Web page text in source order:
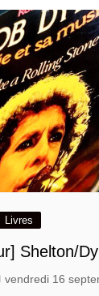
Livres
Shelton/
vendredi 16